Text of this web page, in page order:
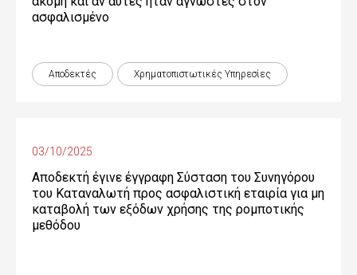
ασφαλισμένο
Αποδεκτές Χρηματοπιστωτικές Yπηρεσίες
03/10/2025
Αποδεκτή έγινε έγγραφη Σύσταση του Συνηγόρου
του Καταναλωτή προς ασφαλιστική εταιρία για μη
καταβολή των εξόδων χρήσης της ρομποτικής
μεθόδου